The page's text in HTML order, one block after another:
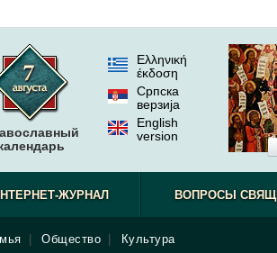
Ελληνική
έκδοση
Српска
верзиjа
English
version
ЖУРНАЛ ВОПРОСЫ
Общество Культура